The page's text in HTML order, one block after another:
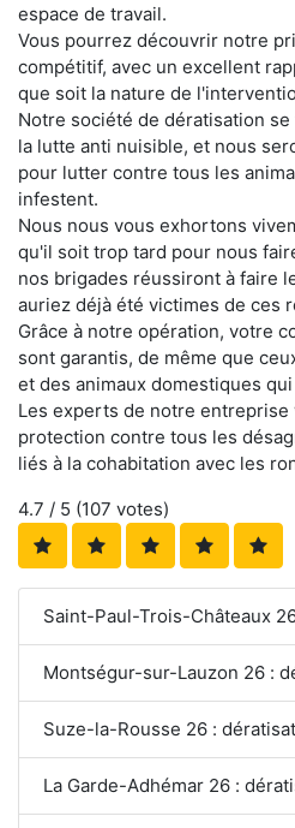
espace de travail.
Vous pourrez découvrir notre
compétitif, avec un excellent
que soit la nature de
Notre société de dératisation
la lutte anti nuisible, et nous
pour lutter contre tous les
infestent.
Nous nous vous exhortons
qu'il soit trop tard pour nous
nos brigades réussiront à faire
auriez déjà été victimes de ces
Grâce à notre opération, votre
sont garantis, de même que
et des animaux domestiques
Les experts de notre
protection contre tous les
liés à la cohabitation avec les
4.7 / 5 (107 votes)
Saint-Paul-Trois-Châteaux
Montségur-sur-Lauzon 26 :
Suze-la-Rousse 26 :
La Garde-Adhémar 26 :